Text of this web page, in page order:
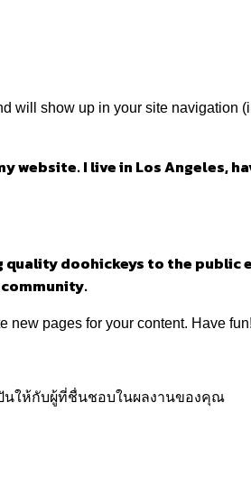
will show up in your site navigation
website. I live in Los Angeles,
doohickeys to the public
new pages for your content. Have fun!
ปันให้กับผู้ที่ชื่นชอบในผลงานของคุณ